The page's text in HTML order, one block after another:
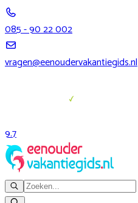
085 - 90 22 002
vragen@eenoudervakantiegids.nl
9.7